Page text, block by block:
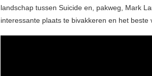
landschap tussen Suicide en, pakweg, Mark
interessante plaats te bivakkeren en het